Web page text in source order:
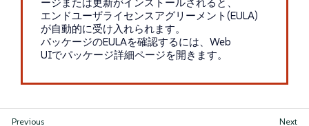
エンドユーザライセンスアグリーメント(EULA)
が自動的に受け入れられます。
パッケージのEULAを確認するには、Web
UIでパッケージ詳細ページを開きます。